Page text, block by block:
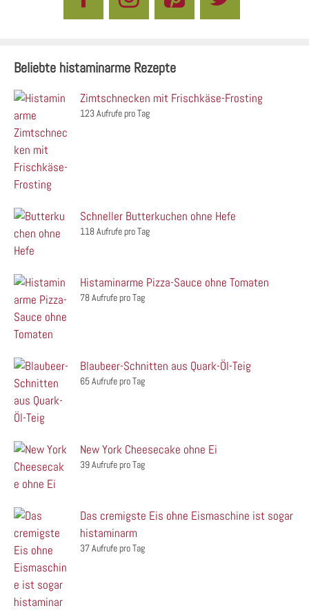
Beliebte histaminarme Rezepte
Zimtschnecken mit Frischkäse-Frosting
123 Aufrufe pro Tag
Schneller Butterkuchen ohne Hefe
118 Aufrufe pro Tag
Histaminarme Pizza-Sauce ohne Tomaten
78 Aufrufe pro Tag
Blaubeer-Schnitten aus Quark-Öl-Teig
65 Aufrufe pro Tag
New York Cheesecake ohne Ei
39 Aufrufe pro Tag
Das cremigste Eis ohne Eismaschine ist sogar
histaminarm
37 Aufrufe pro Tag